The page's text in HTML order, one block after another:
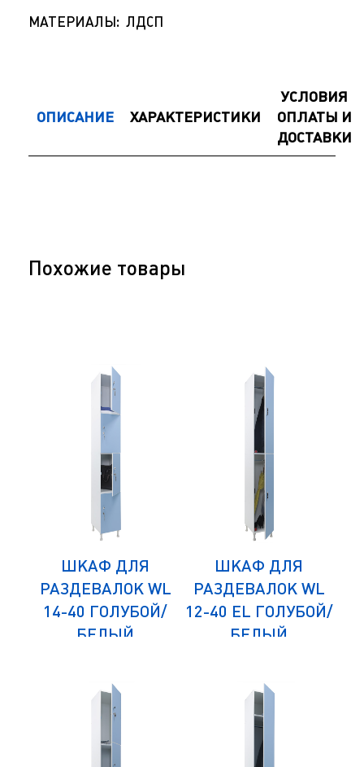
МАТЕРИАЛЫ: ЛДСП
ОПИСАНИЕ ХАРАКТЕРИСТИКИ
УСЛОВИЯ
ОПЛАТЫ И
ДОСТАВКИ
Похожие товары
ШКАФ ДЛЯ
РАЗДЕВАЛОК WL
14-40 ГОЛУБОЙ/
БЕЛЫЙ
ШКАФ ДЛЯ
РАЗДЕВАЛОК WL
12-40 EL ГОЛУБОЙ/
БЕЛЫЙ